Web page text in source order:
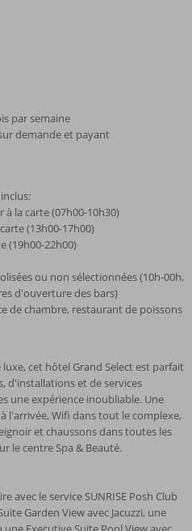
par semaine
demande et payant
à la carte (07h00-10h30)
(13h00-17h00)
(19h00-22h00)
ou non sélectionnées (10h-00h,
d'ouverture des bars)
de chambre, restaurant de poissons
cet hôtel Grand Select est parfait
d'installations et de services
une expérience inoubliable. Une
l'arrivée, Wifi dans tout le complexe,
et chaussons dans toutes les
le centre Spa & Beauté.
avec le service SUNRISE Posh Club
Garden View avec Jacuzzi, une